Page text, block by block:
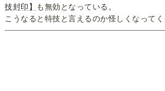
技封印】
も無効となっている。
こうなると特技と言えるのか怪しくなって